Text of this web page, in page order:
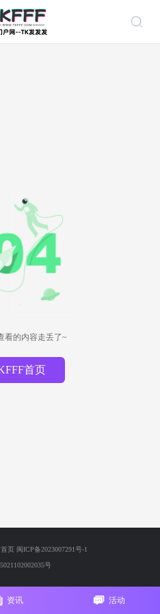
看的内容走丢了~
首页
页 闽ICP备2023007291号-1
号
资讯 活动